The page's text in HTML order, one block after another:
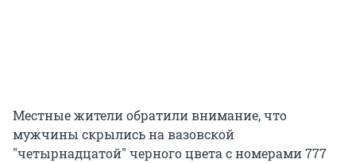
Местные жители обратили внимание, что
мужчины скрылись на вазовской
"четырнадцатой" черного цвета с номерами 777